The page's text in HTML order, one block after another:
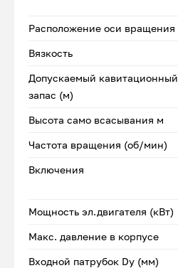
Расположение оси вращения
Вязкость
Допускаемый кавитационный
запас (м)
Высота само всасывания м
Частота вращения (об/мин)
Включения
Мощность эл.двигателя (кВт)
Макс. давление в корпусе
Входной патрубок Dу (мм)